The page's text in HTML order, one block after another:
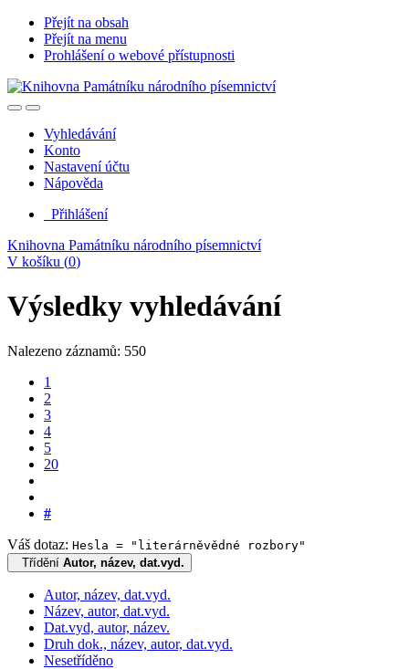
Přejít na obsah
Přejít na menu
Prohlášení o webové přístupnosti
Vyhledávání
Konto
Nastavení účtu
Nápověda
Přihlášení
Knihovna Památníku národního písemnictví
V košíku (0)
Výsledky vyhledávání
Nalezeno záznamů: 550
1
2
3
4
5
20
#
Váš dotaz: Hesla = "literárněvědné rozbory"
Třídění Autor, název, dat.vyd.
Autor, název, dat.vyd.
Název, autor, dat.vyd.
Dat.vyd, autor, název.
Druh dok., název, autor, dat.vyd.
Nesetříděno